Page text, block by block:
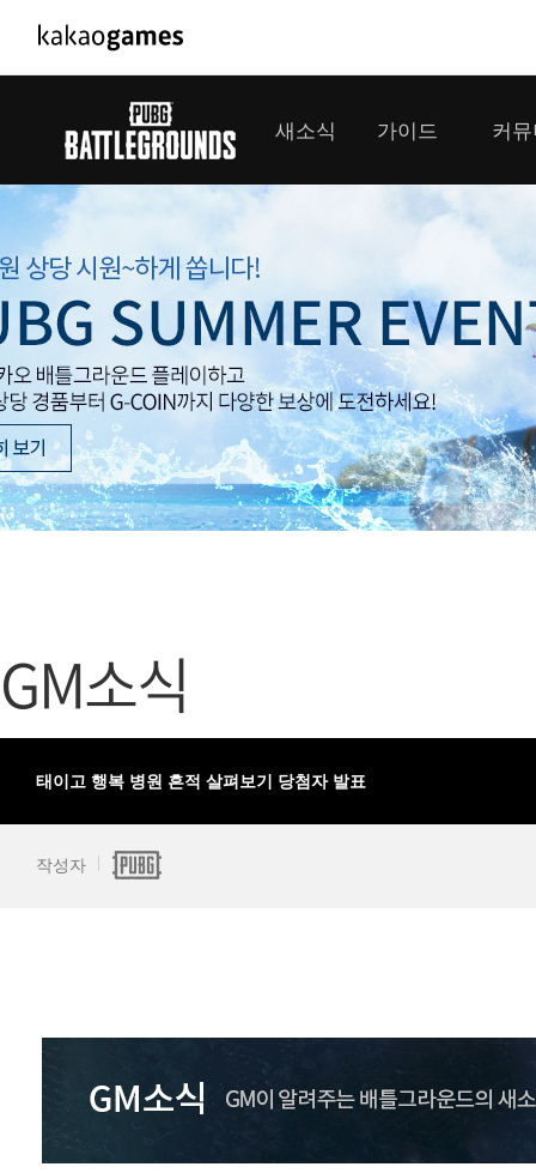
PC/모바일게임
도깨비의세계
아키에이지 워
아레스 : 라이즈 오브 가디언즈
배틀그라
패스 오브
패스 오브
모바일게임
우마무스메 프리티 더비
SMiniz
프렌즈팝콘
프렌즈타운
서비스
내정보
보안센터
새소식
이벤트
업데이트
대회소식
가이드 커
플레이
클랜
모집
GM소식
태이고 행복 병원 흔적 살펴보기 당첨자 발표
작성자